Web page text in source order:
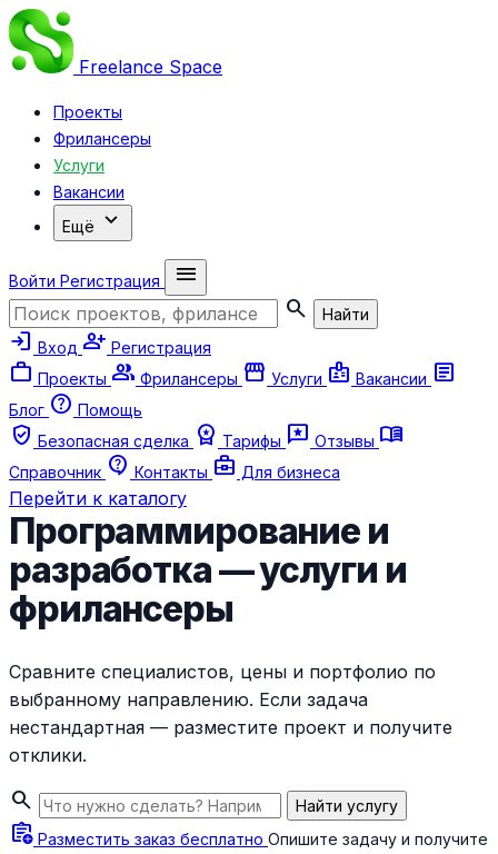
Freelance Space
Проекты
Фрилансеры
Услуги
Вакансии
Ещё expand_more
Войти Регистрация
menu
search
Найти
login Вход person_add Регистрация
work Проекты group Фрилансеры storefront Услуги badge Вакансии article
Блог help Помощь
verified_user Безопасная сделка workspace_premium Тарифы reviews Отзывы menu_book
Справочник contact_support Контакты business_center Для бизнеса
Перейти к каталогу
Программирование и
разработка — услуги и
фрилансеры
Сравните специалистов, цены и портфолио по
выбранному направлению. Если задача
нестандартная — разместите проект и получите
отклики.
search Найти услугу
assignment_add Разместить заказ бесплатно Опишите задачу и получите